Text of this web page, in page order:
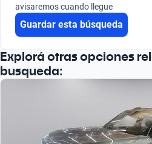
avisaremos cuando llegue
Guardar esta búsqueda
Explorá otras opciones
busqueda: